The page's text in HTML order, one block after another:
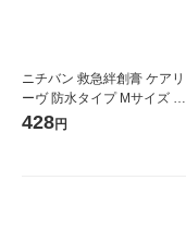
ニチバン 救急絆創膏 ケアリ
ーヴ 防水タイプ Mサイズ 25
mm×70mm CLB20M 1箱（2
428円